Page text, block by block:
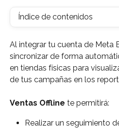
Índice de contenidos
Al integrar tu cuenta de Meta
sincronizar de forma
en tiendas físicas para
de tus campañas en los
Ventas Offline te permitirá:
Realizar un seguimiento